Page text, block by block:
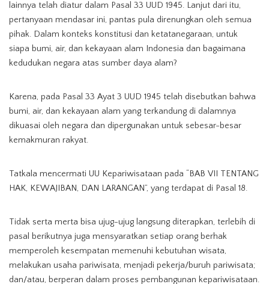
lainnya telah diatur dalam Pasal 33 UUD 1945. Lanjut dari itu,
pertanyaan mendasar ini, pantas pula direnungkan oleh semua
pihak. Dalam konteks konstitusi dan ketatanegaraan, untuk
siapa bumi, air, dan kekayaan alam Indonesia dan bagaimana
kedudukan negara atas sumber daya alam?
Karena, pada Pasal 33 Ayat 3 UUD 1945 telah disebutkan bahwa
bumi, air, dan kekayaan alam yang terkandung di dalamnya
dikuasai oleh negara dan dipergunakan untuk sebesar-besar
kemakmuran rakyat.
Tatkala mencermati UU Kepariwisataan pada “BAB VII TENTANG
HAK, KEWAJIBAN, DAN LARANGAN”, yang terdapat di Pasal 18.
Tidak serta merta bisa ujug-ujug langsung diterapkan, terlebih di
pasal berikutnya juga mensyaratkan setiap orang berhak
memperoleh kesempatan memenuhi kebutuhan wisata,
melakukan usaha pariwisata, menjadi pekerja/buruh pariwisata;
dan/atau, berperan dalam proses pembangunan kepariwisataan.